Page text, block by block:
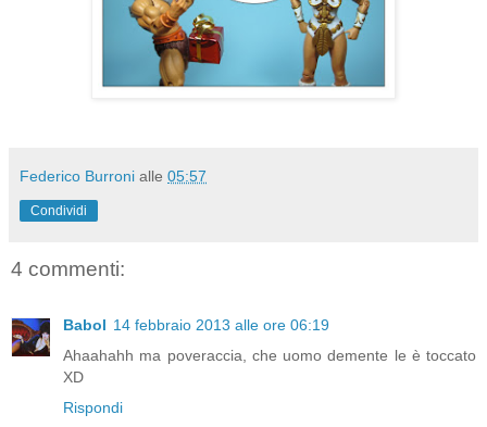
Federico Burroni alle 05:57
Condividi
4 commenti:
Babol 14 febbraio 2013 alle ore 06:19
Ahaahahh ma poveraccia, che uomo demente le è toccato
XD
Rispondi